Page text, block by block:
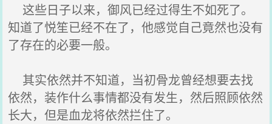
这些日子以来，御风已经过得生不如死了。
知道了悦笙已经不在了，他感觉自己竟然也没有
了存在的必要一般。
其实依然并不知道，当初骨龙曾经想要去找
依然，装作什么事情都没有发生，然后照顾依然
长大，但是血龙将依然拦住了。